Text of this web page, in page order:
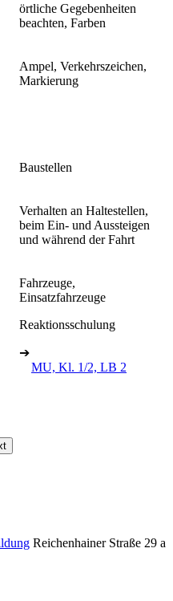
örtliche Gegebenheiten
beachten, Farben
Ampel, Verkehrszeichen,
Markierung
Baustellen
Verhalten an Haltestellen,
beim Ein- und Aussteigen
und während der Fahrt
Fahrzeuge,
Einsatzfahrzeuge
Reaktionsschulung
➔
MU, Kl. 1/2, LB 2
Reichenhainer Straße 29 a